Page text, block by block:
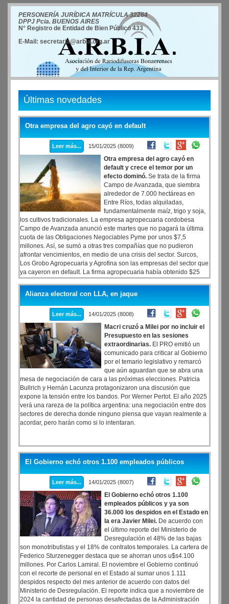
PERSONERÍA JURÍDICA MATRÍCULA 32264
DPPJ Pcia. BUENOS AIRES
N° Registro de Entidad de Bien Público 433
E-Mail: secretaria@arbia.org.ar
Últimas novedades
Otra empresa del agro cayó en default
Leer más... 15/01/2025 (8009)
Otra empresa del agro cayó en
default y crece el temor por un
efecto dominó. Se trata de la firma
Campo de Avanzada, que siembra
alrededor de 7.000 hectáreas en
Entre Ríos, todas alquiladas,
fundamentalmente maíz, trigo y soja,
los cultivos tradicionales. La empresa agropecuaria cordobesa
Campo de Avanzada anunció este martes que no pagará la última
cuota de las Obligaciones Negociables Pyme por unos $7,5
millones. Así, se sumó a otras tres compañías que no pudieron
afrontar vencimientos, en medio de una crisis del sector. Surcos,
Los Grobo Agropecuaria y Agrofina son las empresas del sector que
ya cayeron en default. La firma agropecuaria había obtenido $25
millones en su momento (se lanzó la ON el 11 de enero de 2022) y
su último vencimiento, una cuota de $ 6,25 millones más intereses,
era el próximo martes 21 de enero.
Alianza electoral con LLA, en jaque
Leer más... 14/01/2025 (8008)
Macri cruzó a Milei por no incluir el
Presupuesto en las sesiones
extraordinarias. El PRO emitió un
comunicado para criticar al Gobierno
por el temario legislativo y remarcó
que aún aguardan que se abra una
mesa de negociación de cara a las próximas elecciones. Patricia
Bullrich y Hernán Lacunza protagonizaron una discusión que
expone la tensión entre los bandos. Por Werner Pertot. El año 2025
verá una rareza de la política argentina: una negociación entre dos
sectores de derecha donde ninguno piensa que vayan realmente a
acordar, pero harán como si lo intentaran.
El Gobierno echó otros 1.100 empleados públicos
Leer más... 14/01/2025 (8007)
El Gobierno echó otros 1.100
empleados públicos y ya son
36.000 los despidos en el Estado en
la era Javier Milei. De acuerdo con
el último reporte del Ministerio de
Desregulación el 48% de las bajas
son monotributistas y el 18% de contratos temporales. La cartera de
Federico Sturzenegger destaca que se ahorran unos u$s4.100
millones. Por Carlos Lamiral. El noviembre el Gobierno continuó
con el recorte de personal en el Estado al sumar unos 1.111
despidos respecto del mes anterior de acuerdo con datos del
Ministerio de Desregulación. El reporte indica que a noviembre de
2024 la cantidad de personas desafectadas de la Administración